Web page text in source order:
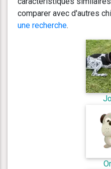
comparer avec d'autres
une recherche.